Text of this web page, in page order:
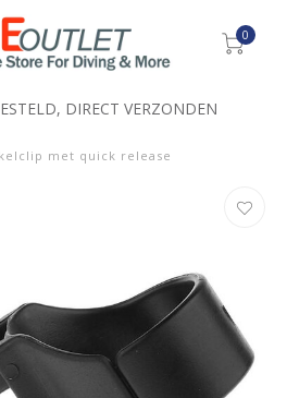
0
DIRECT VERZONDEN
met quick release